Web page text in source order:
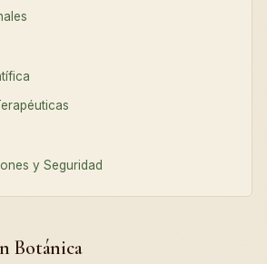
y Seguridad
Botánica